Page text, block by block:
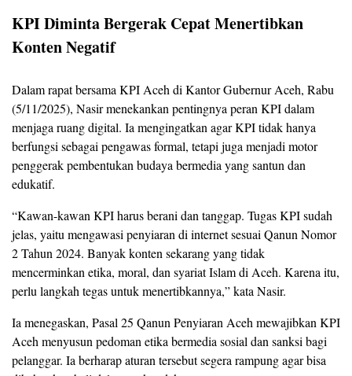
KPI Diminta Bergerak Cepat Menertibkan
Konten Negatif
Dalam rapat bersama KPI Aceh di Kantor Gubernur Aceh, Rabu
(5/11/2025), Nasir menekankan pentingnya peran KPI dalam
menjaga ruang digital. Ia mengingatkan agar KPI tidak hanya
berfungsi sebagai pengawas formal, tetapi juga menjadi motor
penggerak pembentukan budaya bermedia yang santun dan
edukatif.
“Kawan-kawan KPI harus berani dan tanggap. Tugas KPI sudah
jelas, yaitu mengawasi penyiaran di internet sesuai Qanun Nomor
2 Tahun 2024. Banyak konten sekarang yang tidak
mencerminkan etika, moral, dan syariat Islam di Aceh. Karena itu,
perlu langkah tegas untuk menertibkannya,” kata Nasir.
Ia menegaskan, Pasal 25 Qanun Penyiaran Aceh mewajibkan KPI
Aceh menyusun pedoman etika bermedia sosial dan sanksi bagi
pelanggar. Ia berharap aturan tersebut segera rampung agar bisa